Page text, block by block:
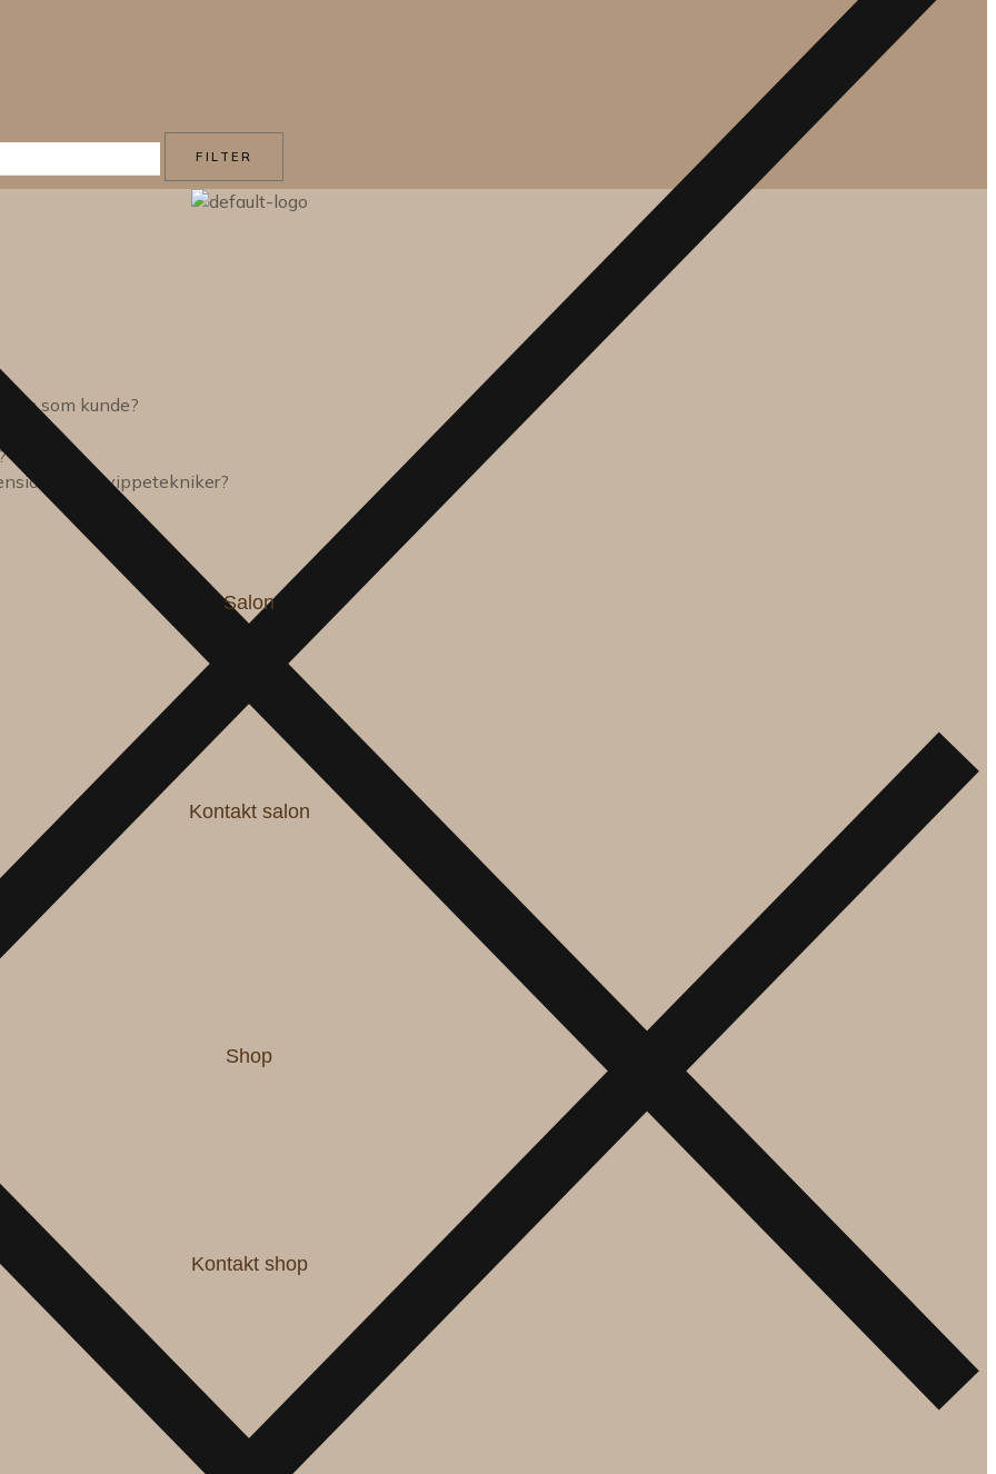
som kunde?
som vippetekniker?
FILTER
Salon
Kontakt salon
Shop
Kontakt shop